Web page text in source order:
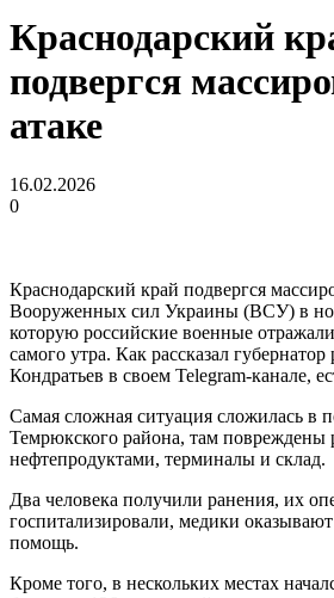
Краснодарский
подвергся
атаке
16.02.2026
0
Краснодарский край подвергся
Вооруженных сил Украины (ВСУ) в
которую российские военные
самого утра. Как рассказал
Кондратьев в своем Telegram-канале,
Самая сложная ситуация сложилась в
Темрюкского района, там повреждены
нефтепродуктами, терминалы и склад.
Два человека получили ранения, их
госпитализировали, медики
помощь.
Кроме того, в нескольких местах